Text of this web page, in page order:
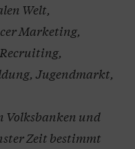
Welt,
Marketing,
Jugendmarkt,
Volksbanken und
Zeit bestimmt